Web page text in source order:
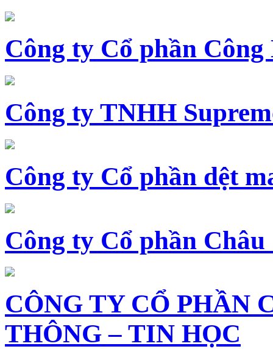
Công ty Cổ phần Công
Công ty TNHH
Công ty Cổ phần dệt
Công ty Cổ phần Châu
CÔNG TY CỔ PHẦN
THÔNG – TIN HỌC